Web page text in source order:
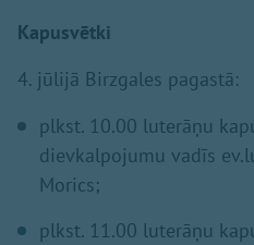
Kapusvētki
4. jūlijā Birzgales pagastā:
plkst. 10.00 luterāņu
dievkalpojumu vadīs
Morics;
plkst. 11.00 luterāņu